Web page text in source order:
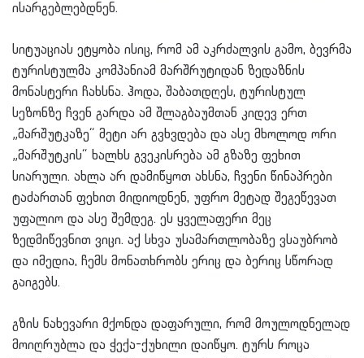
ისარგებლებდნენ.
სიტუაციას ეტყობა ისიც, რომ ამ აკრძალვის გამო, ბევრმა
ტურისტულმა კომპანიამ მარშრუტიდან ზედაზნის
მონასტერი ჩახსნა. ჰოდა, შაბათდღეს, ტურისტულ
სეზონზე ჩვენ გარდა ამ შლაგბაუმთან კიდევ ერთ
„მარშუტკაზე“ მეტი არ გვხვდება და ასე მხოლოდ ორი
„მარშუტკის“ ხალხს გვეკისრება ამ გზაზე ფეხით
სიარული. ახლა არ დამიწყოთ ახსნა, ჩვენი წინაპრები
ტაძართან ფეხით მიდიოდნენ, უფრო მეტად შეგეწევათ
უფალიო და ასე შემდეგ. ეს ყველაფერი მეც
ზედმიწევნით ვიცი. აქ სხვა უსამართლობაზე ვსაუბრობ
და იმედია, ჩემს მონათხრობს ერიც და ბერიც სწორად
გაიგებს.
გზის ნახევარი მქონდა დაფარული, რომ მოულოდნელად
მოიღრუბლა და ჭექა-ქუხილი დაიწყო. ტურს როცა